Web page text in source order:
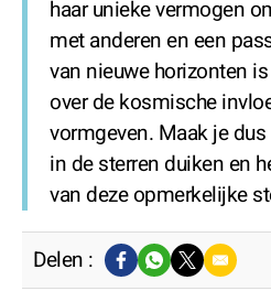
haar unieke vermogen
met anderen en een
van nieuwe horizonten
over de kosmische
vormgeven. Maak je
in de sterren duiken en
van deze opmerkelijke
Delen :